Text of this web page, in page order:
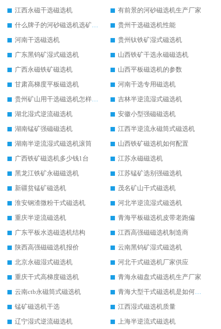
江西永磁干选磁选机
有前景的河砂磁选机生产厂家
什么牌子的河砂磁选机选矿效果好
贵州干选磁选机性能
河南干选磁选机
贵州钛铁矿湿式磁选机
广东黑钨矿湿式磁选机
山西铁矿干选永磁磁选机
广西永磁铁矿磁选机
山西平板磁选机的参数
甘肃高梯度平板磁选机
河南干选专用磁选机
贵州矿山用干选磁选机怎样调磁
吉林半逆流湿式磁选机
湖北湿式逆流磁选机
安徽小型强磁磁选机
湖南锰矿强磁磁选机
江西半逆流永磁筒式磁选机
湖南半逆流湿式磁选机滚筒
山西铁矿磁选机如何配置
广西铁矿磁选机多少钱1台
江苏永磁磁选机
黑龙江铁矿永磁磁选机
江苏锰矿选别强磁选机
新疆贫锰矿磁选机
茂名矿山干式磁选机
淮安钢渣微粉干式磁选机
河北半逆流湿式磁选机
重庆半逆流磁选机
青海平板磁选机皮带老跑偏
广东平板水选磁选机结构
江西高强磁磁选机制造商
陕西高强磁磁选机报价
云南黑钨矿湿式磁选机
北京永磁湿式磁选机
河北干式磁选机厂家供应
重庆干式高梯度磁选机
青海永磁盘式磁选机生产厂家
云南ctb永磁筒式磁选机
青海大型干式磁选机是如何选矿的
锰矿磁选机干选
江西湿式磁选机质量
辽宁湿式逆流磁选机
上海半逆流式磁选机